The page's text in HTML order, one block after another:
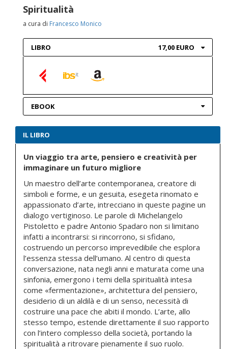
Spiritualità
a cura di Francesco Monico
LIBRO 17,00 EURO
EBOOK
IL LIBRO
Un viaggio tra arte, pensiero e creatività per
immaginare un futuro migliore
Un maestro dell’arte contemporanea, creatore di
simboli e forme, e un gesuita, esegeta rinomato e
appassionato d’arte, intrecciano in queste pagine un
dialogo vertiginoso. Le parole di Michelangelo
Pistoletto e padre Antonio Spadaro non si limitano
infatti a incontrarsi: si rincorrono, si sfidano,
costruendo un percorso imprevedibile che esplora
l’essenza stessa dell’umano. Al centro di questa
conversazione, nata negli anni e maturata come una
sinfonia, emergono i temi della spiritualità intesa
come «fermentazione», architettura del pensiero,
desiderio di un aldilà e di un senso, necessità di
costruire una pace che abiti il mondo. L’arte, allo
stesso tempo, estende direttamente il suo rapporto
con l’intero complesso della società, portando la
spiritualità a ritrovare pienamente il suo ruolo.